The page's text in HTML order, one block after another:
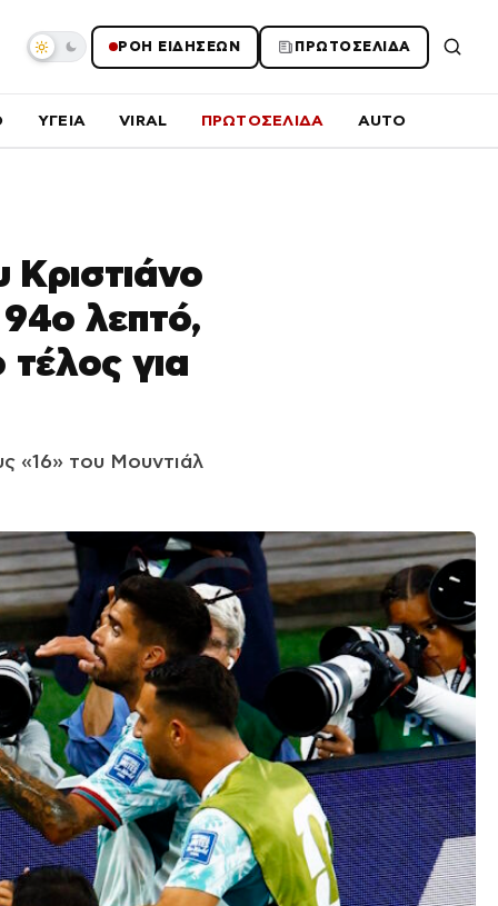
ΡΟΗ ΕΙΔΗΣΕΩΝ ΠΡΩΤΟΣΕΛΙΔΑ
ΥΓΕΙΑ VIRAL ΠΡΩΤΟΣΕΛΙΔΑ AUTO
λεπτό,
για
«16» του Μουντιάλ